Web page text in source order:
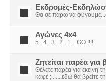
Εκδρομές-
Θα σε πάρω να
Αγώνες 4x4
5...4...3...2...1....GO !!!!
Ζητείται παρέα για
Θέλετε παρέα για εκείνη
καφέ ; ......εδώ θα βρείτε